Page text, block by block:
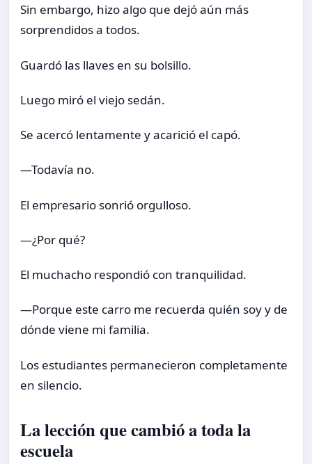
Sin embargo, hizo algo que dejó aún más
sorprendidos a todos.
Guardó las llaves en su bolsillo.
Luego miró el viejo sedán.
Se acercó lentamente y acarició el capó.
—Todavía no.
El empresario sonrió orgulloso.
—¿Por qué?
El muchacho respondió con tranquilidad.
—Porque este carro me recuerda quién soy y de
dónde viene mi familia.
Los estudiantes permanecieron completamente
en silencio.
La lección que cambió a toda la
escuela